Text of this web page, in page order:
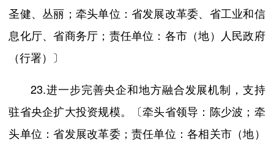
圣健、丛丽；牵头单位：省发展改革委、省工业和信
息化厅、省商务厅；责任单位：各市（地）人民政府
（行署）〕
23.进一步完善央企和地方融合发展机制，支持
驻省央企扩大投资规模。〔牵头省领导：陈少波；牵
头单位：省发展改革委；责任单位：各相关市（地）